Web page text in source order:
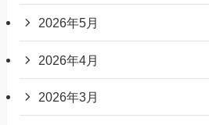
2026年5月
2026年4月
2026年3月